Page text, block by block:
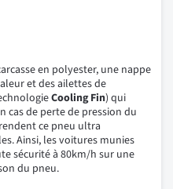
en polyester, une nappe
et des ailettes de
Cooling Fin) qui
cas de perte de pression du
ce pneu ultra
Ainsi, les voitures munies
sécurité à 80km/h sur une
du pneu.